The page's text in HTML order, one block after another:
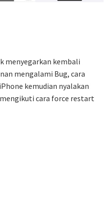
menyegarkan kembali
mengalami Bug, cara
kemudian nyalakan
cara force restart